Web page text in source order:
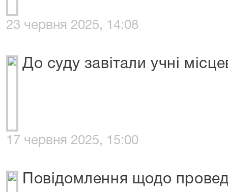
23 червня 2025, 14:08
До суду завітали учні
17 червня 2025, 15:00
Повідомлення щодо